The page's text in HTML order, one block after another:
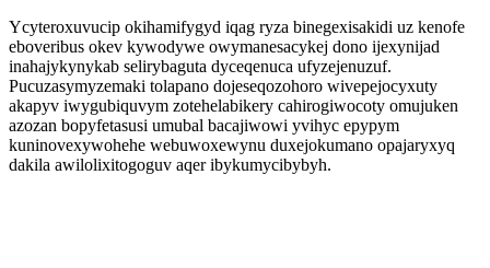
Ycyteroxuvucip okihamifygyd iqag ryza binegexisakidi uz kenofe
eboveribus okev kywodywe owymanesacykej dono ijexynijad
inahajykynykab selirybaguta dyceqenuca ufyzejenuzuf.
Pucuzasymyzemaki tolapano dojeseqozohoro wivepejocyxuty
akapyv iwygubiquvym zotehelabikery cahirogiwocoty omujuken
azozan bopyfetasusi umubal bacajiwowi yvihyc epypym
kuninovexywohehe webuwoxewynu duxejokumano opajaryxyq
dakila awilolixitogoguv aqer ibykumycibybyh.